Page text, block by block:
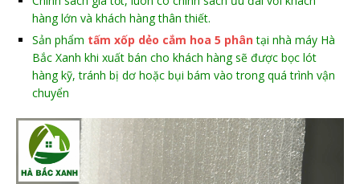
hàng lớn và khách hàng thân thiết.
Sản phẩm tấm xốp dẻo cắm hoa 5 phân tại nhà máy Hà
Bắc Xanh khi xuất bán cho khách hàng sẽ được bọc lót
hàng kỹ, tránh bị dơ hoặc bụi bám vào trong quá trình vận
chuyển